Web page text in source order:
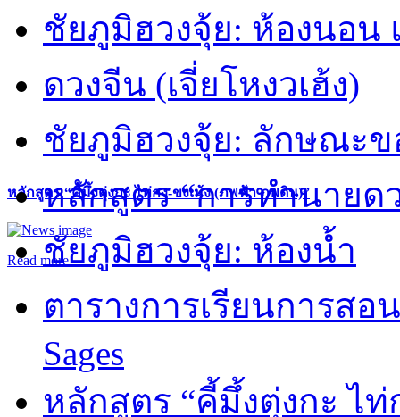
หลักสูตร “คี้มึ้งตุ่งกะ ไท่กง-ขงเม้ง (ภพฟ้า ภพดิน)”
Read more
ชัยภูมิฮวงจุ้ย: ห้องนอน
ดวงจีน (เจี่ยโหงวเฮ้ง)
ชัยภูมิฮวงจุ้ย: ลักษณะ
หลักสูตร “การทำนายด
ชัยภูมิฮวงจุ้ย: ห้องน้ำ
ตารางการเรียนการส
Sages
หลักสูตร “คี้มึ้งตุ่งกะ ไ